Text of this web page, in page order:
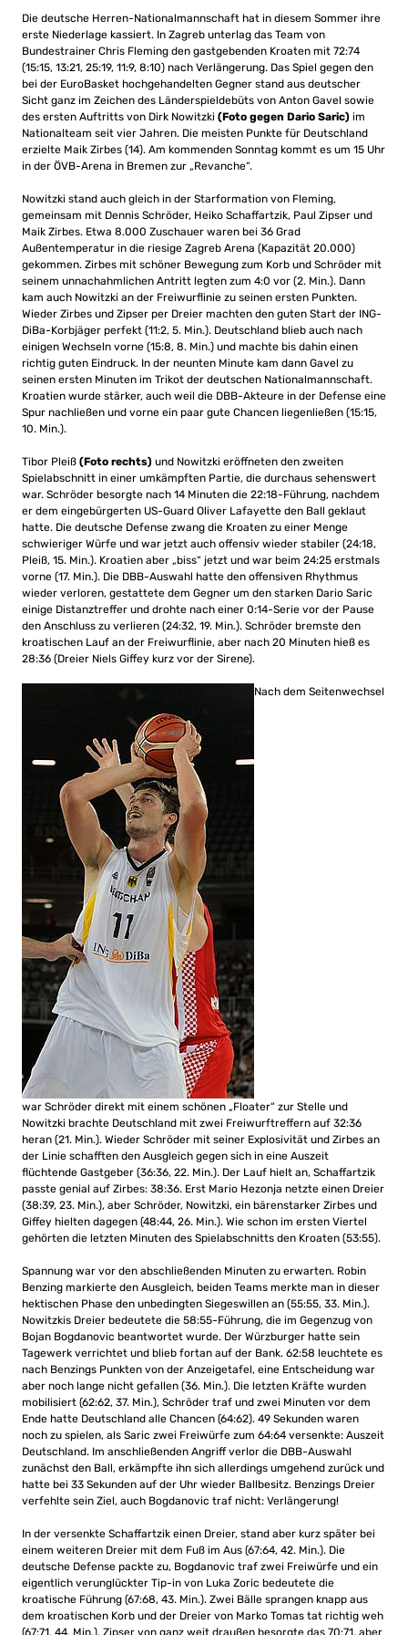
Die deutsche Herren-Nationalmannschaft hat in diesem Sommer ihre
erste Niederlage kassiert. In Zagreb unterlag das Team von
Bundestrainer Chris Fleming den gastgebenden Kroaten mit 72:74
(15:15, 13:21, 25:19, 11:9, 8:10) nach Verlängerung. Das Spiel gegen den
bei der EuroBasket hochgehandelten Gegner stand aus deutscher
Sicht ganz im Zeichen des Länderspieldebüts von Anton Gavel sowie
des ersten Auftritts von Dirk Nowitzki (Foto gegen Dario Saric) im
Nationalteam seit vier Jahren. Die meisten Punkte für Deutschland
erzielte Maik Zirbes (14). Am kommenden Sonntag kommt es um 15 Uhr
in der ÖVB-Arena in Bremen zur „Revanche“.
Nowitzki stand auch gleich in der Starformation von Fleming,
gemeinsam mit Dennis Schröder, Heiko Schaffartzik, Paul Zipser und
Maik Zirbes. Etwa 8.000 Zuschauer waren bei 36 Grad
Außentemperatur in die riesige Zagreb Arena (Kapazität 20.000)
gekommen. Zirbes mit schöner Bewegung zum Korb und Schröder mit
seinem unnachahmlichen Antritt legten zum 4:0 vor (2. Min.). Dann
kam auch Nowitzki an der Freiwurflinie zu seinen ersten Punkten.
Wieder Zirbes und Zipser per Dreier machten den guten Start der ING-
DiBa-Korbjäger perfekt (11:2, 5. Min.). Deutschland blieb auch nach
einigen Wechseln vorne (15:8, 8. Min.) und machte bis dahin einen
richtig guten Eindruck. In der neunten Minute kam dann Gavel zu
seinen ersten Minuten im Trikot der deutschen Nationalmannschaft.
Kroatien wurde stärker, auch weil die DBB-Akteure in der Defense eine
Spur nachließen und vorne ein paar gute Chancen liegenließen (15:15,
10. Min.).
Tibor Pleiß (Foto rechts) und Nowitzki eröffneten den zweiten
Spielabschnitt in einer umkämpften Partie, die durchaus sehenswert
war. Schröder besorgte nach 14 Minuten die 22:18-Führung, nachdem
er dem eingebürgerten US-Guard Oliver Lafayette den Ball geklaut
hatte. Die deutsche Defense zwang die Kroaten zu einer Menge
schwieriger Würfe und war jetzt auch offensiv wieder stabiler (24:18,
Pleiß, 15. Min.). Kroatien aber „biss“ jetzt und war beim 24:25 erstmals
vorne (17. Min.). Die DBB-Auswahl hatte den offensiven Rhythmus
wieder verloren, gestattete dem Gegner um den starken Dario Saric
einige Distanztreffer und drohte nach einer 0:14-Serie vor der Pause
den Anschluss zu verlieren (24:32, 19. Min.). Schröder bremste den
kroatischen Lauf an der Freiwurflinie, aber nach 20 Minuten hieß es
28:36 (Dreier Niels Giffey kurz vor der Sirene).
Nach dem Seitenwechsel
war Schröder direkt mit einem schönen „Floater“ zur Stelle und
Nowitzki brachte Deutschland mit zwei Freiwurftreffern auf 32:36
heran (21. Min.). Wieder Schröder mit seiner Explosivität und Zirbes an
der Linie schafften den Ausgleich gegen sich in eine Auszeit
flüchtende Gastgeber (36:36, 22. Min.). Der Lauf hielt an, Schaffartzik
passte genial auf Zirbes: 38:36. Erst Mario Hezonja netzte einen Dreier
(38:39, 23. Min.), aber Schröder, Nowitzki, ein bärenstarker Zirbes und
Giffey hielten dagegen (48:44, 26. Min.). Wie schon im ersten Viertel
gehörten die letzten Minuten des Spielabschnitts den Kroaten (53:55).
Spannung war vor den abschließenden Minuten zu erwarten. Robin
Benzing markierte den Ausgleich, beiden Teams merkte man in dieser
hektischen Phase den unbedingten Siegeswillen an (55:55, 33. Min.).
Nowitzkis Dreier bedeutete die 58:55-Führung, die im Gegenzug von
Bojan Bogdanovic beantwortet wurde. Der Würzburger hatte sein
Tagewerk verrichtet und blieb fortan auf der Bank. 62:58 leuchtete es
nach Benzings Punkten von der Anzeigetafel, eine Entscheidung war
aber noch lange nicht gefallen (36. Min.). Die letzten Kräfte wurden
mobilisiert (62:62, 37. Min.), Schröder traf und zwei Minuten vor dem
Ende hatte Deutschland alle Chancen (64:62). 49 Sekunden waren
noch zu spielen, als Saric zwei Freiwürfe zum 64:64 versenkte: Auszeit
Deutschland. Im anschließenden Angriff verlor die DBB-Auswahl
zunächst den Ball, erkämpfte ihn sich allerdings umgehend zurück und
hatte bei 33 Sekunden auf der Uhr wieder Ballbesitz. Benzings Dreier
verfehlte sein Ziel, auch Bogdanovic traf nicht: Verlängerung!
In der versenkte Schaffartzik einen Dreier, stand aber kurz später bei
einem weiteren Dreier mit dem Fuß im Aus (67:64, 42. Min.). Die
deutsche Defense packte zu, Bogdanovic traf zwei Freiwürfe und ein
eigentlich verunglückter Tip-in von Luka Zoric bedeutete die
kroatische Führung (67:68, 43. Min.). Zwei Bälle sprangen knapp aus
dem kroatischen Korb und der Dreier von Marko Tomas tat richtig weh
(67:71, 44. Min.). Zipser von ganz weit draußen besorgte das 70:71, aber